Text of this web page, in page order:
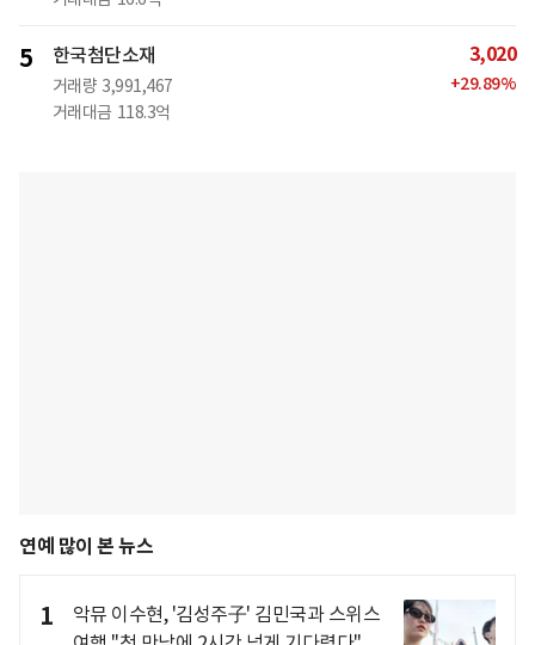
5 한국첨단소재
거래량 3,991,467
거래대금 118.3억
3,020
+29.89%
연예 많이 본 뉴스
1
악뮤 이수현, '김성주子' 김민국과 스위스